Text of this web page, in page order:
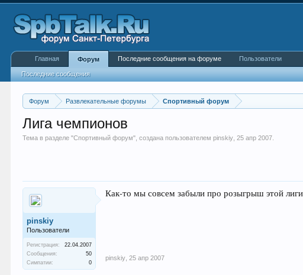
Форум Развлекательные форумы Спортивный форум
Лига чемпионов
Тема в разделе "Спортивный форум", создана пользователемpinskiy ,25 апр 2007
pinskiy
Пользователи
Регистрация:
22.04.2007
Сообщения:
50
Симпатии:
0
Как-то мы совсем забыли про розыгрыш этой
pinskiy 25 апр 2007
Главная Форум
Последние сообщения
Последние сообщения на форуме Пользователи